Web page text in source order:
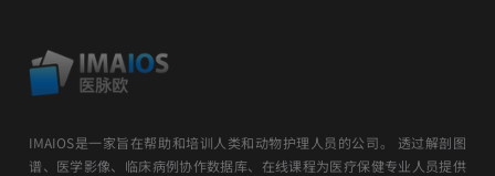
IMAIOS是一家旨在帮助和培训人类和动物护理人员的公司。 透过解剖图
谱、医学影像、临床病例协作数据库、在线课程为医疗保健专业人员提供